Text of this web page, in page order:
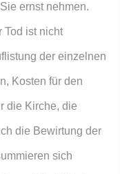
ernst nehmen.
Tod ist nicht
der einzelnen
Kosten für den
die Kirche, die
die Bewirtung der
sich